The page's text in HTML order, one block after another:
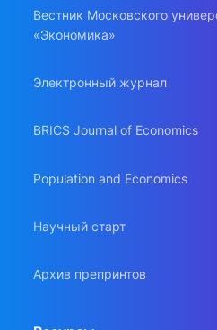
Вестник Московского
«Экономика»
Электронный журнал
BRICS Journal of Economics
Population and Economics
Научный старт
Архив препринтов